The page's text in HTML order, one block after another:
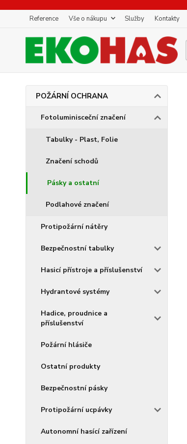
Reference Vše o nákupu Služby Kontakty
POŽÁRNÍ OCHRANA
Fotoluminisceční značení
Tabulky - Plast, Folie
Značení schodů
Pásky a ostatní
Podlahové značení
Protipožární nátěry
Bezpečnostní tabulky
Hasicí přístroje a příslušenství
Hydrantové systémy
Hadice, proudnice a
příslušenství
Požární hlásiče
Ostatní produkty
Bezpečnostní pásky
Protipožární ucpávky
Autonomní hasící zařízení